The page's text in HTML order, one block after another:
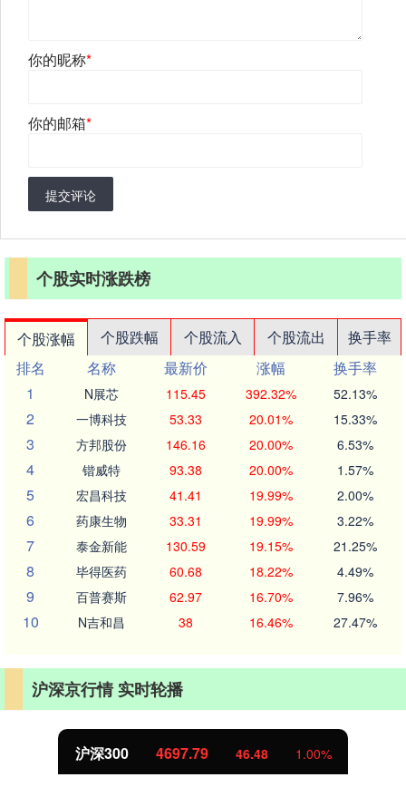
你的昵称*
你的邮箱*
提交评论
个股实时涨跌榜
个股涨幅 个股跌幅 个股流入 个股流出
换手率
排名
名称 最新价 涨幅
换手率
1
N展芯 115.45 392.32% 52.13%
2 一博科技 53.33 20.01% 15.33%
3 方邦股份 146.16 20.00% 6.53%
4 锴威特 93.38 20.00% 1.57%
5 宏昌科技 41.41 19.99% 2.00%
6 药康生物 33.31 19.99% 3.22%
7 泰金新能 130.59 19.15% 21.25%
8 毕得医药 60.68 18.22% 4.49%
9 百普赛斯 62.97 16.70% 7.96%
10 N吉和昌 38 16.46% 27.47%
沪深京行情 实时轮播
沪深300 4697.79 46.48 1.00%